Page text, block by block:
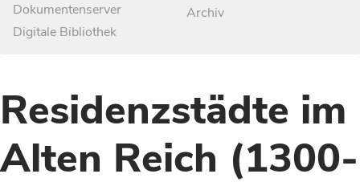
Dokumentenserver
Digitale Bibliothek
Archiv
Residenzstädte im
Alten Reich (1300-